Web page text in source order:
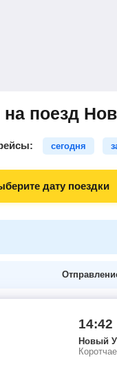
поезд
сегодня
дату поездки
14:42
Новый